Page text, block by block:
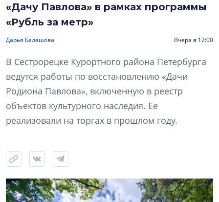
«Дачу Павлова» в рамках программы
«Рубль за метр»
Дарья Балашова Вчера в 12:00
В Сестрорецке Курортного района Петербурга
ведутся работы по восстановлению «Дачи
Родиона Павлова», включенную в реестр
объектов культурного наследия. Ее
реализовали на торгах в прошлом году.